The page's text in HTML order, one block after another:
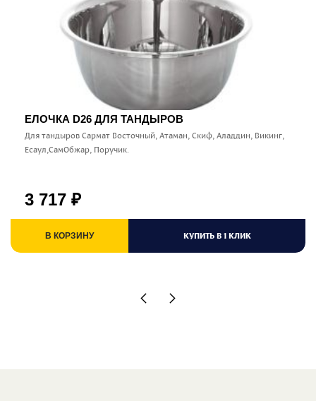
ЕЛОЧКА D26 ДЛЯ ТАНДЫРОВ
Для тандыров Сармат Восточный, Атаман, Скиф, Аладдин, Викинг,
Есаул,СамОбжар, Поручик.
3 717 ₽
В КОРЗИНУ КУПИТЬ В 1 КЛИК